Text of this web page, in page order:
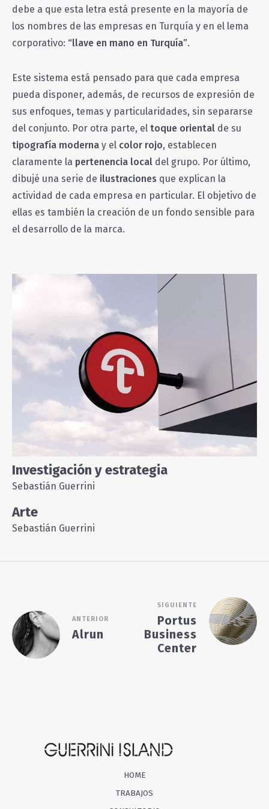
debe a que esta letra está presente en la mayoría de
los nombres de las empresas en Turquía y en el lema
corporativo: “llave en mano en Turquía”.
Este sistema está pensado para que cada empresa
pueda disponer, además, de recursos de expresión de
sus enfoques, temas y particularidades, sin separarse
del conjunto. Por otra parte, el toque oriental de su
tipografía moderna y el color rojo, establecen
claramente la pertenencia local del grupo. Por último,
dibujé una serie de ilustraciones que explican la
actividad de cada empresa en particular. El objetivo de
ellas es también la creación de un fondo sensible para
el desarrollo de la marca.
Investigación y estrategia
Sebastián Guerrini
Arte
Sebastián Guerrini
ANTERIOR
Alrun
SIGUIENTE
Portus
Business
Center
HOME
TRABAJOS